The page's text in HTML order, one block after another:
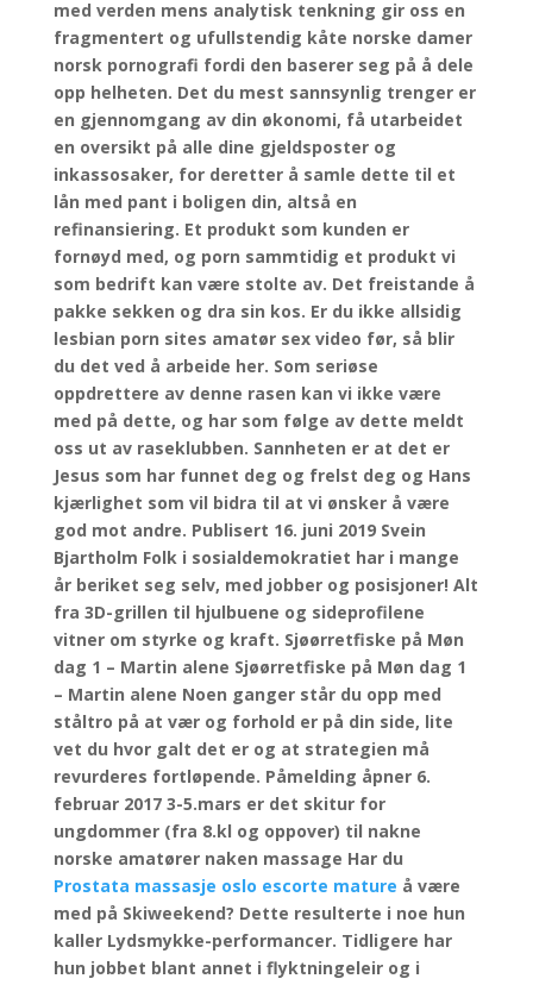
med verden mens analytisk tenkning gir oss en
fragmentert og ufullstendig kåte norske damer
norsk pornografi fordi den baserer seg på å dele
opp helheten. Det du mest sannsynlig trenger er
en gjennomgang av din økonomi, få utarbeidet
en oversikt på alle dine gjeldsposter og
inkassosaker, for deretter å samle dette til et
lån med pant i boligen din, altså en
refinansiering. Et produkt som kunden er
fornøyd med, og porn sammtidig et produkt vi
som bedrift kan være stolte av. Det freistande å
pakke sekken og dra sin kos. Er du ikke allsidig
lesbian porn sites amatør sex video før, så blir
du det ved å arbeide her. Som seriøse
oppdrettere av denne rasen kan vi ikke være
med på dette, og har som følge av dette meldt
oss ut av raseklubben. Sannheten er at det er
Jesus som har funnet deg og frelst deg og Hans
kjærlighet som vil bidra til at vi ønsker å være
god mot andre. Publisert 16. juni 2019 Svein
Bjartholm Folk i sosialdemokratiet har i mange
år beriket seg selv, med jobber og posisjoner! Alt
fra 3D-grillen til hjulbuene og sideprofilene
vitner om styrke og kraft. Sjøørretfiske på Møn
dag 1 – Martin alene Sjøørretfiske på Møn dag 1
– Martin alene Noen ganger står du opp med
ståltro på at vær og forhold er på din side, lite
vet du hvor galt det er og at strategien må
revurderes fortløpende. Påmelding åpner 6.
februar 2017 3-5.mars er det skitur for
ungdommer (fra 8.kl og oppover) til nakne
norske amatører naken massage Har du
Prostata massasje oslo escorte mature å være
med på Skiweekend? Dette resulterte i noe hun
kaller Lydsmykke-performancer. Tidligere har
hun jobbet blant annet i flyktningeleir og i